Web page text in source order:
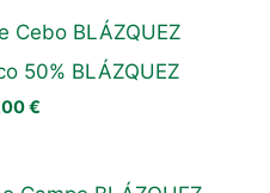
50% BLÁZQUEZ
€